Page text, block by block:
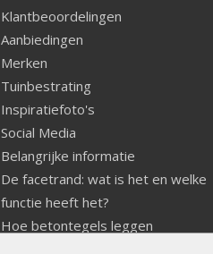
Klantbeoordelingen
Aanbiedingen
Merken
Tuinbestrating
Inspiratiefoto's
Social Media
Belangrijke informatie
De facetrand: wat is het en welke
functie heeft het?
Hoe betontegels leggen